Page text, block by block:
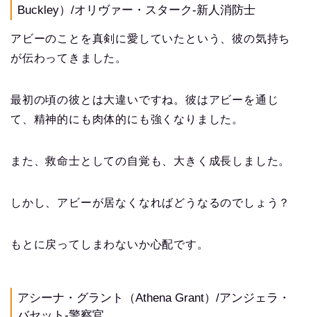
Buckley）/オリヴァー・スターク-新人消防士
アビーのことを真剣に愛していたという、彼の気持ち
が伝わってきました。
最初の頃の彼とは大違いですね。彼はアビーを通じ
て、精神的にも肉体的にも強くなりました。
また、救命士としての自覚も、大きく成長しました。
しかし、アビーが居なくなればどうなるのでしょう？
もとに戻ってしまわないか心配です。
アシーナ・グラント（Athena Grant）/アンジェラ・